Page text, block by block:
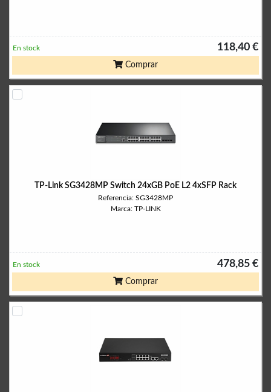
118,40 €
En stock
Comprar
TP-Link SG3428MP Switch 24xGB PoE L2 4xSFP Rack
Referencia: SG3428MP
Marca: TP-LINK
478,85 €
En stock
Comprar